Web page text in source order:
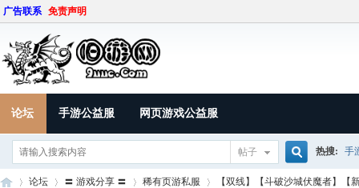
广告联系 免责声明
论坛 手游公益服 网页游戏公益服
帖子
搜
热搜: 手
论坛 〓 游戏分享 〓 稀有页游私服 【双线】【斗破沙城伏魔者】【